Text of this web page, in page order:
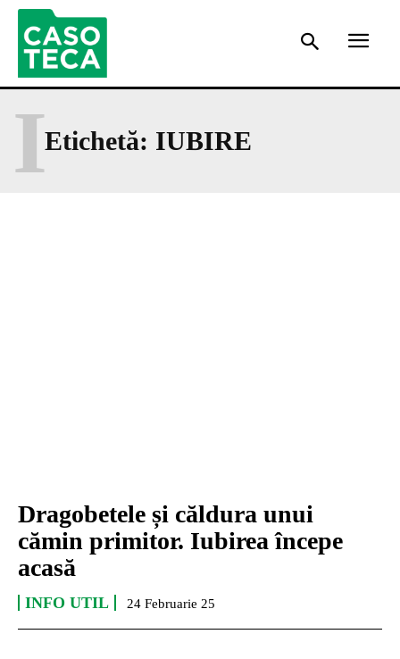
Etichetă: IUBIRE
I
Dragobetele și căldura unui
cămin primitor. Iubirea începe
acasă
INFO UTIL 24 Februarie 25